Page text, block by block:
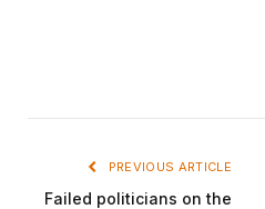
PREVIOUS ARTICLE
Failed politicians on the